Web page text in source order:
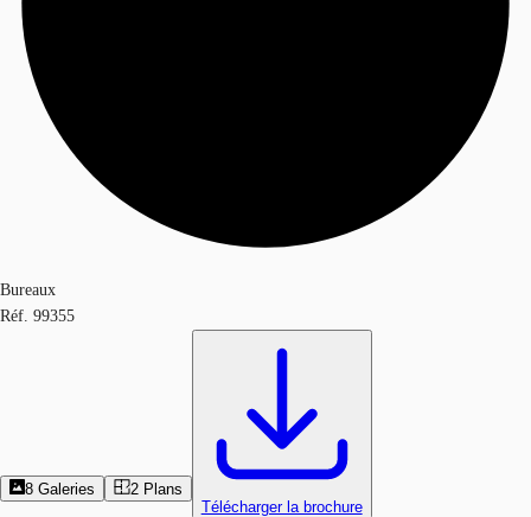
Bureaux
Réf. 99355
8 Galeries 2 Plans
Télécharger la brochure